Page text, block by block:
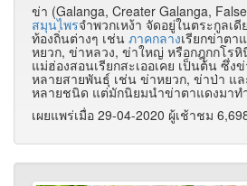
ข่า (Galanga, Creater Galanga,
สมุนไพรจำพวกเหง้า จัดอยู่ในตระกูลเ
ท้องถิ่นต่างๆ เช่น ภาคกลางเรียกข่าตา
หยวก, ข่าหลวง, ข่าใหญ่ หรือกฎุกกโรหิ
แม่ฮ่องสอนเรียกสะเออเคย เป็นต้น ซึ่
หลายสายพันธุ์ เช่น ข่าหยวก, ข่าป่า แ
หลายชนิด แต่มักนิยมนำข่าตาแดงมาท
เผยแพร่เมื่อ 29-04-2020 ผู้เช้าชม